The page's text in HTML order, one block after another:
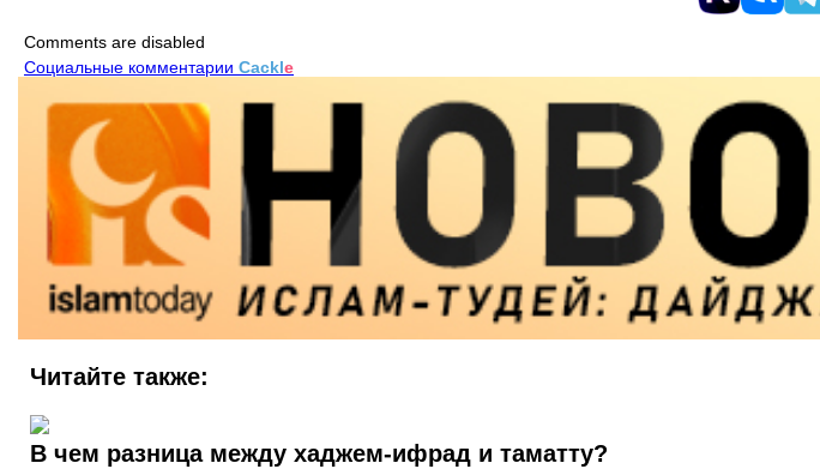
Comments are disabled
Социальные комментарии Cackle
Читайте также:
В чем разница между хаджем-ифрад и таматту?